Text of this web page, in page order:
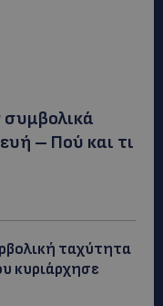
– Πού και τι
ταχύτητα
κυριάρχησε